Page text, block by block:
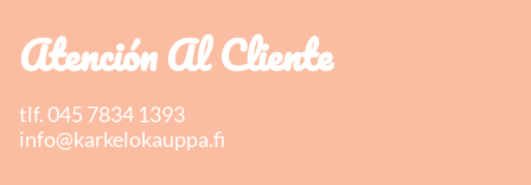
Atención Al Cliente
tlf.045 7834 1393
info@karkelokauppa.fi